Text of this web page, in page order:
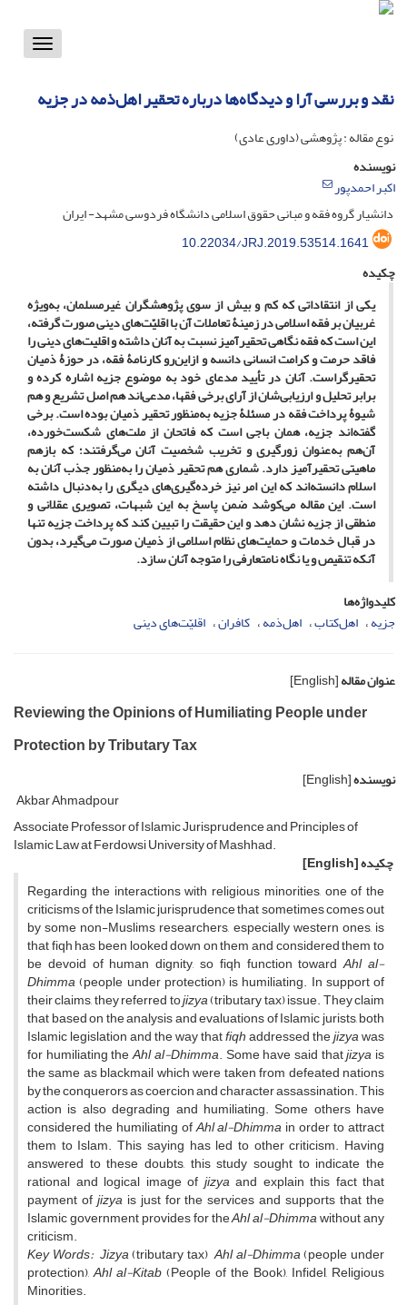
Toggle
نقد و بررسی آرا و دیدگاه‌ها درباره تحقیر اهل‌ذمه در جزیه
نوع مقاله : پژوهشی (داوری عادی)
نویسنده
اکبر احمدپور
دانشیار گروه فقه و مبانی حقوق اسلامی دانشگاه فردوسی مشهد- ایران
10.22034/JRJ.2019.53514.1641
چکیده
یکی از انتقاداتی که کم‌ و بیش از سوی پژوهشگران غیرمسلمان، به‌ویژه
غربیان بر فقه اسلامی در زمینۀ تعاملات آن با اقلیّت‌های دینی صورت گرفته،
این است که فقه نگاهی تحقیرآمیز نسبت به آنان داشته و اقلیت‌های دینی را
فاقد حرمت و کرامت انسانی دانسه و ازاین‌رو کارنامۀ فقه، در حوزۀ ذمیان
تحقیرگراست. آنان در تأیید مدعای خود به موضوع جزیه اشاره کرده و
برابر تحلیل و ارزیابی‌شان از آرای برخی فقها، مدعی‌اند هم اصل تشریع و هم
شیوۀ پرداخت فقه در مسئلۀ جزیه به‌منظور تحقیر ذمیان بوده ‌است. برخی
گفته‌اند جزیه، همان باجی است که فاتحان از ملت‌های شکست‌خورده،
آن‌هم به‌عنوان زورگیری و تخریب شخصیت آنان می‌گرفتند؛ که بازهم
ماهیتی تحقیرآمیز دارد. شماری هم تحقیر ذمیان را به‌منظور جذب آنان به
اسلام دانسته‌اند که این امر نیز خرده‌گیری‌های دیگری را به‌دنبال داشته
است. این مقاله می‌کوشد ضمن پاسخ به این شبهات، تصویری عقلانی و
منطقی از جزیه نشان دهد و این حقیقت را تبیین کند که پرداخت جزیه تنها
در قبال خدمات و حمایت‌های نظام اسلامی از ذمیان صورت می‌گیرد، بدون
آنکه تنقیص و یا نگاه نامتعارفی را متوجه آنان سازد.
کلیدواژه‌ها
جزیه اهل‌کتاب اهل‌ذمه کافران اقلیّت‌های دینی
عنوان مقاله[English]
Reviewing the Opinions of Humiliating People under
Protection by Tributary Tax
نویسنده[English]
Akbar Ahmadpour
Associate Professor of Islamic Jurisprudence and Principles of
Islamic Law at Ferdowsi University of Mashhad.
چکیده[English]
Regarding the interactions with religious minorities, one of the
criticisms of the Islamic jurisprudence that sometimes comes out
by some non-Muslims researchers, especially western ones, is
that fiqh has been looked down on them and considered them to
be devoid of human dignity, so fiqh function towardAhl al-
Dhimma(people under protection) is humiliating. In support of
their claims, they referred tojizya(tributary tax) issue. They claim
that based on the analysis and evaluations of Islamic jurists, both
Islamic legislation and the way thatfiqhaddressed thejizyawas
for humiliating theAhl al-Dhimma. Some have said thatjizyais
the same as blackmail which were taken from defeated nations
by the conquerors as coercion and character assassination. This
action is also degrading and humiliating. Some others have
considered the humiliating ofAhl al-Dhimmain order to attract
them to Islam. This saying has led to other criticism. Having
answered to these doubts, this study sought to indicate the
rational and logical image ofjizyaand explain this fact that
payment ofjizyais just for the services and supports that the
Islamic government provides for theAhl al-Dhimmawithout any
criticism.
Key Words: Jizya(tributary tax)Ahl al-Dhimma(people under
protection),Ahl al-Kitab(People of the Book), Infidel, Religious
Minorities.